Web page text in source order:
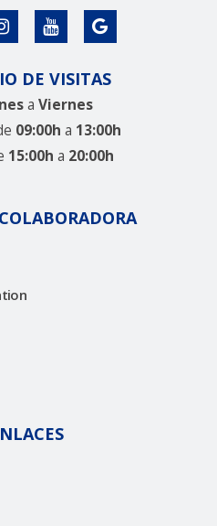
DE VISITAS
aViernes
09:00h a 13:00h
15:00h a 20:00h